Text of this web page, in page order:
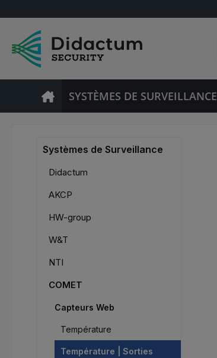
SYSTÈMES DE SURVEILLANCE
Systèmes de Surveillance
Didactum
AKCP
HW-group
W&T
NTI
COMET
Capteurs Web
Température
Température | Sorties